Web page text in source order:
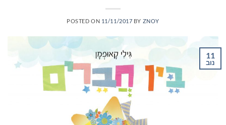
POSTED ON 11/11/2017 BY ZNOY
11
נוב